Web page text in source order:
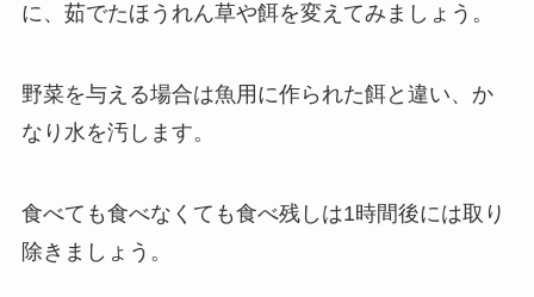
に、茹でたほうれん草や餌を変えてみましょう。
野菜を与える場合は魚用に作られた餌と違い、か
なり水を汚します。
食べても食べなくても食べ残しは1時間後には取り
除きましょう。